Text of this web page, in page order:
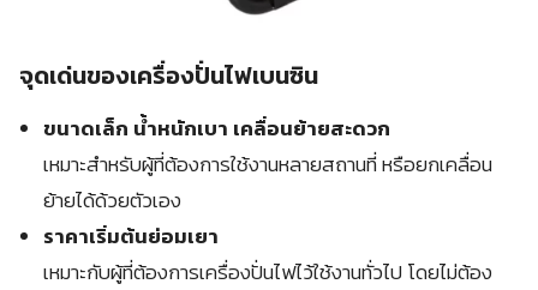
จุดเด่นของเครื่องปั่นไฟเบนซิน
ขนาดเล็ก น้ำหนักเบา เคลื่อนย้ายสะดวก
เหมาะสำหรับผู้ที่ต้องการใช้งานหลายสถานที่ หรือยกเคลื่อน
ย้ายได้ด้วยตัวเอง
ราคาเริ่มต้นย่อมเยา
เหมาะกับผู้ที่ต้องการเครื่องปั่นไฟไว้ใช้งานทั่วไป โดยไม่ต้อง